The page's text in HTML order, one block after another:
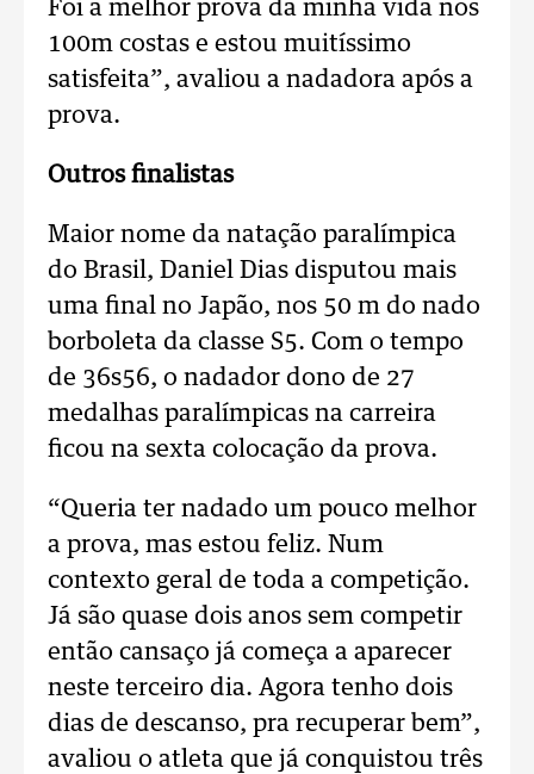
Foi a melhor prova da minha vida nos
100m costas e estou muitíssimo
satisfeita”, avaliou a nadadora após a
prova.
Outros finalistas
Maior nome da natação paralímpica
do Brasil, Daniel Dias disputou mais
uma final no Japão, nos 50 m do nado
borboleta da classe S5. Com o tempo
de 36s56, o nadador dono de 27
medalhas paralímpicas na carreira
ficou na sexta colocação da prova.
“Queria ter nadado um pouco melhor
a prova, mas estou feliz. Num
contexto geral de toda a competição.
Já são quase dois anos sem competir
então cansaço já começa a aparecer
neste terceiro dia. Agora tenho dois
dias de descanso, pra recuperar bem”,
avaliou o atleta que já conquistou três